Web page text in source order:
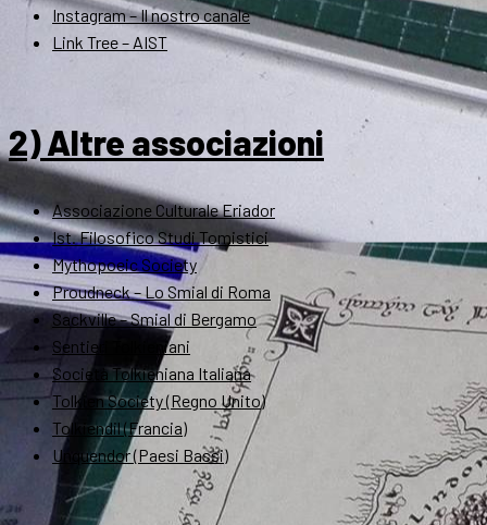
Instagram – Il nostro canale
Link Tree – AIST
2) Altre associazioni
Associazione Culturale Eriador
Ist. Filosofico Studi Tomistici
Mythopoeic Society
Proudneck – Lo Smial di Roma
Sackville – Smial di Bergamo
Sentieri Tolkieniani
Società Tolkieniana Italiana
Tolkien Society (Regno Unito)
Tolkiendil (Francia)
Unquendor (Paesi Bassi)